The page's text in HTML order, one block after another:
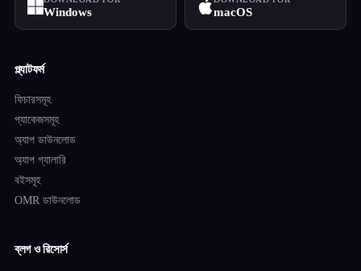
Windows macOS
প্ল্যাটফর্ম
ফিচারসমূহ
প্যাকেজসমূহ
অ্যাপ ডাউনলোড
অ্যাপ গ্যালারি
বইসমূহ
OMR ডাউনলোড
ব্লগ ও রিসোর্স